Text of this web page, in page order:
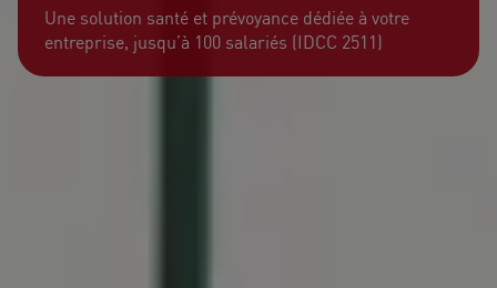
Une solution santé et prévoyance dédiée à votre
entreprise, jusqu’à 100 salariés (IDCC 2511)